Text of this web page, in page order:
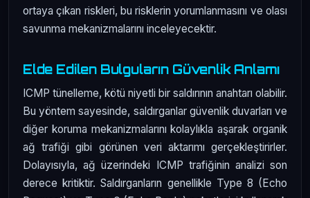
ortaya çıkan riskleri, bu risklerin yorumlanmasını ve olası
savunma mekanizmalarını inceleyecektir.
Elde Edilen Bulguların Güvenlik Anlamı
ICMP tünelleme, kötü niyetli bir saldırının anahtarı olabilir.
Bu yöntem sayesinde, saldırganlar güvenlik duvarları ve
diğer koruma mekanizmalarını kolaylıkla aşarak organik
ağ trafiği gibi görünen veri aktarımı gerçekleştirirler.
Dolayısıyla, ağ üzerindeki ICMP trafiğinin analizi son
derece kritiktir. Saldırganların genellikle Type 8 (Echo